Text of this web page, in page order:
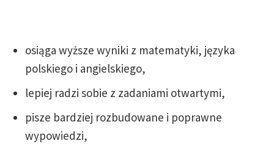
osiąga wyższe wyniki z matematyki, języka
polskiego i angielskiego,
lepiej radzi sobie z zadaniami otwartymi,
pisze bardziej rozbudowane i poprawne
wypowiedzi,